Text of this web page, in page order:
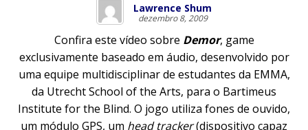
Lawrence Shum
dezembro 8, 2009
Confira este vídeo sobre Demor, game
exclusivamente baseado em áudio, desenvolvido por
uma equipe multidisciplinar de estudantes da EMMA,
da Utrecht School of the Arts, para o Bartimeus
Institute for the Blind. O jogo utiliza fones de ouvido,
um módulo GPS, um head tracker(dispositivo capaz